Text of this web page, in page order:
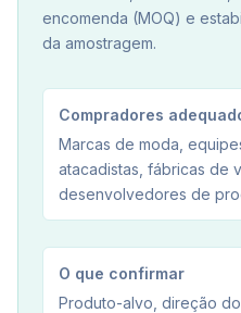
encomenda (MOQ) e
da amostragem.
Compradores
Marcas de moda,
atacadistas, fábricas de
desenvolvedores de
O que confirmar
Produto-alvo, direção